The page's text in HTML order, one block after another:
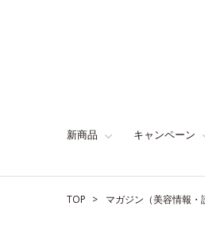
新商品 キャンペーン
TOP マガジン（美容情報・